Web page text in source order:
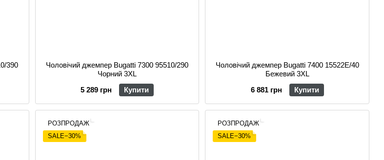
390
Чоловічий джемпер Bugatti 7300 95510/290
Чорний 3XL
5 289 грн
Купити
Чоловічий джемпер Bugatti 7400 15522E/40
Бежевий 3XL
6 881 грн
Купити
РОЗПРОДАЖ
SALE−30%
РОЗПРОДАЖ
SALE−30%